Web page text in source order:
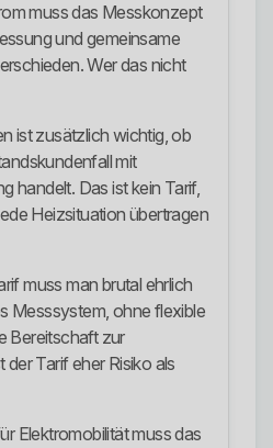
muss das Messkonzept
und gemeinsame
Wer das nicht
ist zusätzlich wichtig, ob
mit
handelt. Das ist kein Tarif,
Heizsituation übertragen
muss man brutal ehrlich
Messsystem, ohne flexible
Bereitschaft zur
Tarif eher Risiko als
Elektromobilität muss das